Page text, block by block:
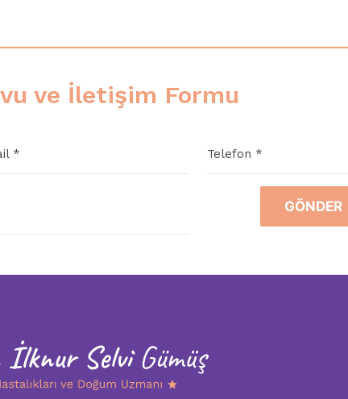
ve İletişim Formu
* Telefon *
GÖNDER